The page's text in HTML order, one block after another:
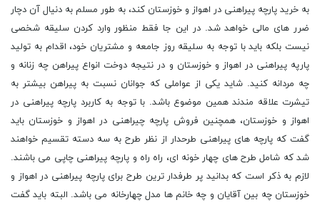
به خرید پارچه پیراهنی در اهواز و خوزستان کند، به طور مسلم به دنیال آن دچار
ضرر های مالی خواهد شد. در این جا فقط منظور وارد کردن سلیقه شخصی
نیست بلکه باید با توجه به سلیقه روز جامعه و مشتریان خود، اقدام به تولید
پارپه پیراهنی در اهواز و خوزستان و در نتیجه دوخت انواع پیراهن چه زنانه و
چه مردانه کنید. شاید یکی از عواملی که جوانان نسبت به پیراهن بیشتر به
تیشرت علاقه مندند همین موضوع باشد. با توجه به کاربرد پارچه پیراهنی در
اهواز و خوزستان، همچنین فروش پارچه چیراهنی در اهواز و خوزستان باید
گفت که پارچه های پیراهنی طرحدار از نظر طرح به سه دسته تقسیم خواهند
شد که شامل طرح های چهار خونه ای، راه راه و پارچه پیراهنی چاپی می باشند.
لازم به ذکر است که بدانید پر طرفدار ترین طرح برای پارچه پیراهنی در اهواز و
خوزستان چه بین آقایان و چه خانم ها مدل چهارخانه می باشد. البته باید گفت